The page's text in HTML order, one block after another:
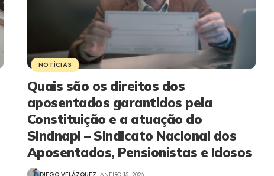
NOTÍCIAS
Quais são os direitos dos
aposentados garantidos pela
Constituição e a atuação do
Sindnapi – Sindicato Nacional dos
Aposentados, Pensionistas e Idosos